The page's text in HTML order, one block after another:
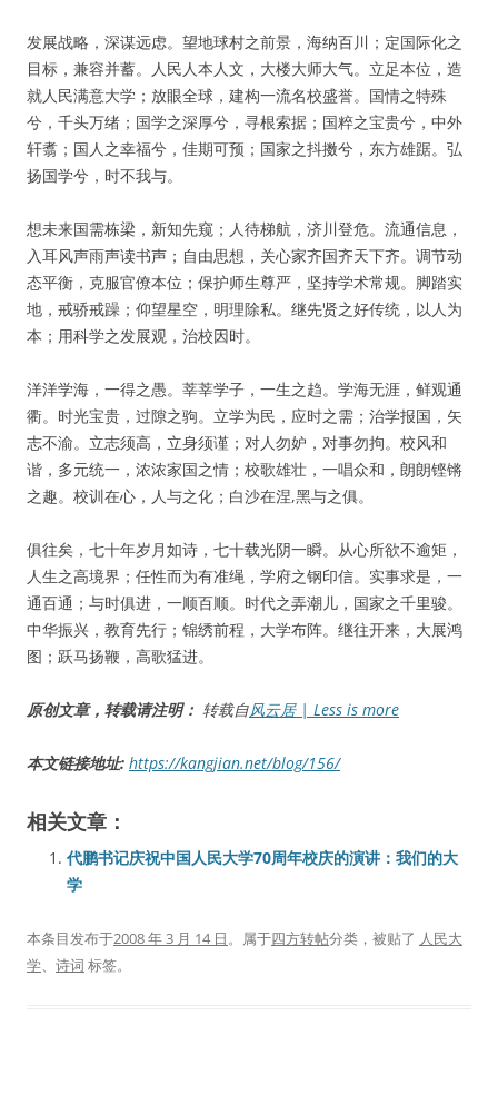
发展战略，深谋远虑。望地球村之前景，海纳百川；定国际化之
目标，兼容并蓄。人民人本人文，大楼大师大气。立足本位，造
就人民满意大学；放眼全球，建构一流名校盛誉。国情之特殊
兮，千头万绪；国学之深厚兮，寻根索据；国粹之宝贵兮，中外
轩翥；国人之幸福兮，佳期可预；国家之抖擞兮，东方雄踞。弘
扬国学兮，时不我与。
想未来国需栋梁，新知先窥；人待梯航，济川登危。流通信息，
入耳风声雨声读书声；自由思想，关心家齐国齐天下齐。调节动
态平衡，克服官僚本位；保护师生尊严，坚持学术常规。脚踏实
地，戒骄戒躁；仰望星空，明理除私。继先贤之好传统，以人为
本；用科学之发展观，治校因时。
洋洋学海，一得之愚。莘莘学子，一生之趋。学海无涯，鲜观通
衢。时光宝贵，过隙之驹。立学为民，应时之需；治学报国，矢
志不渝。立志须高，立身须谨；对人勿妒，对事勿拘。校风和
谐，多元统一，浓浓家国之情；校歌雄壮，一唱众和，朗朗铿锵
之趣。校训在心，人与之化；白沙在涅,黑与之俱。
俱往矣，七十年岁月如诗，七十载光阴一瞬。从心所欲不逾矩，
人生之高境界；任性而为有准绳，学府之钢印信。实事求是，一
通百通；与时俱进，一顺百顺。时代之弄潮儿，国家之千里骏。
中华振兴，教育先行；锦绣前程，大学布阵。继往开来，大展鸿
图；跃马扬鞭，高歌猛进。
原创文章，转载请注明： 转载自风云居 | Less is more
本文链接地址: https://kangjian.net/blog/156/
相关文章：
代鹏书记庆祝中国人民大学70周年校庆的演讲：我们的大
学
本条目发布于2008 年 3 月 14 日。属于四方转帖分类，被贴了 人民大
学、 诗词 标签。